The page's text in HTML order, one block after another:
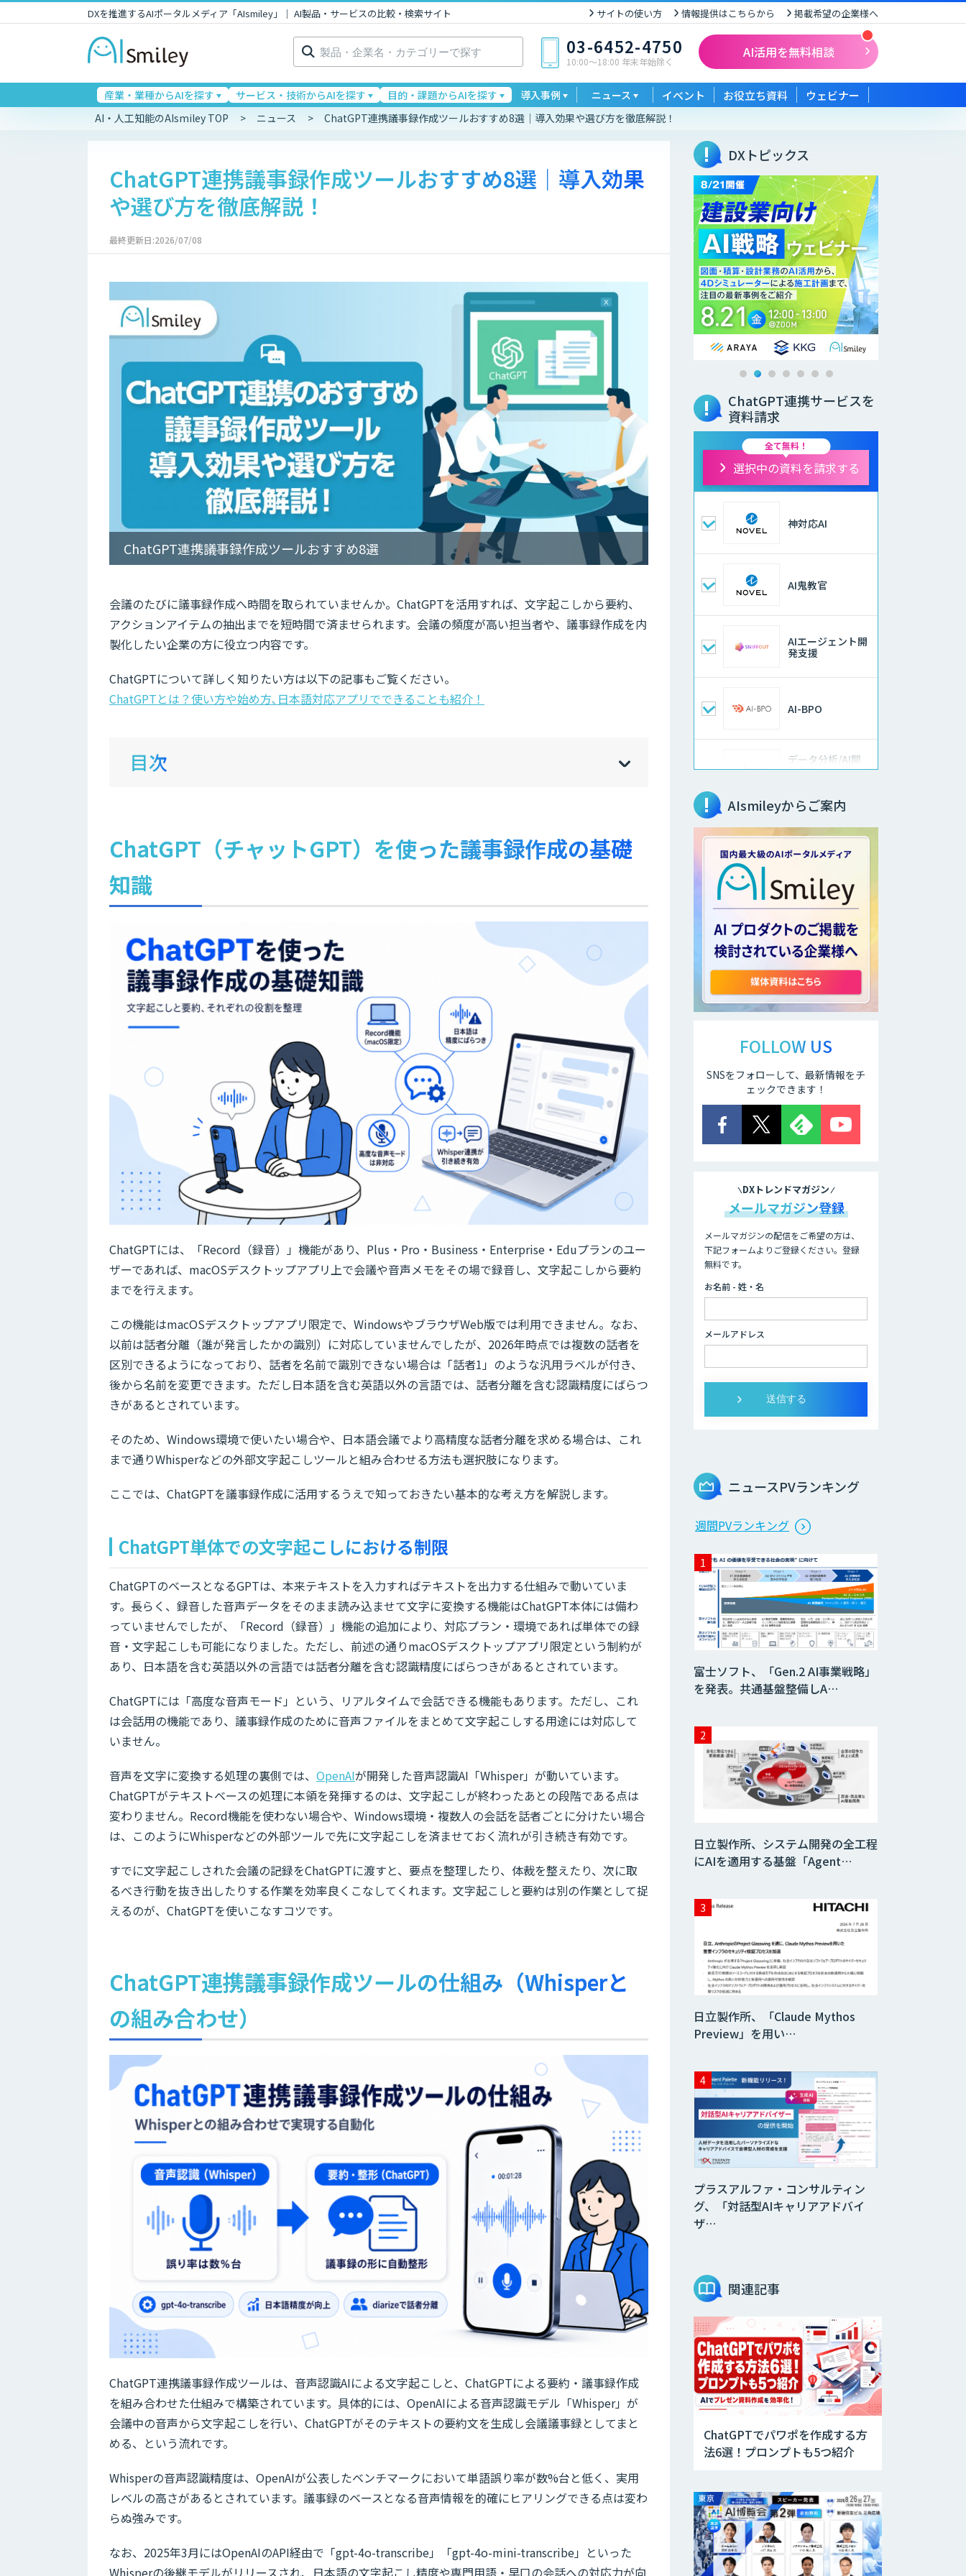
DXを推進するAIポータルメディア「AIsmiley」｜ AI製品・サービスの比較・検索サイト サイトの使い方 情報提供はこちらから 掲載希望の企業様へ
検
索: 03-6452-4750
10:00〜18:00 年末年始除く
AI活用を無料相談
産業・業種からAIを探す サービス・技術からAIを探す 目的・課題からAIを探す 導入事例 ニュース イベント お役立ち資料 ウェビナー
AI・人工知能のAIsmiley TOP ニュース ChatGPT連携議事録作成ツールおすすめ8選｜導入効果や選び方を徹底解説！
ChatGPT連携議事録作成ツールおすすめ8選｜導入効果
や選び方を徹底解説！
最終更新日:2026/07/08
ChatGPT連携議事録作成ツールおすすめ8選
会議のたびに議事録作成へ時間を取られていませんか。ChatGPTを活用すれば、文字起こしから要約、
アクションアイテムの抽出までを短時間で済ませられます。会議の頻度が高い担当者や、議事録作成を内
製化したい企業の方に役立つ内容です。
ChatGPTについて詳しく知りたい方は以下の記事もご覧ください。
ChatGPTとは？使い方や始め方､日本語対応アプリでできることも紹介！
目次 [hi
]
[sh
]
ChatGPT（チャットGPT）を使った議事録作成の基礎
知識
ChatGPTには、「Record（録音）」機能があり、Plus・Pro・Business・Enterprise・Eduプランのユー
ザーであれば、macOSデスクトップアプリ上で会議や音声メモをその場で録音し、文字起こしから要約
までを行えます。
この機能はmacOSデスクトップアプリ限定で、WindowsやブラウザWeb版では利用できません。なお、
以前は話者分離（誰が発言したかの識別）に対応していませんでしたが、2026年時点では複数の話者を
区別できるようになっており、話者を名前で識別できない場合は「話者1」のような汎用ラベルが付き、
後から名前を変更できます。ただし日本語を含む英語以外の言語では、話者分離を含む認識精度にばらつ
きがあるとされています。
そのため、Windows環境で使いたい場合や、日本語会議でより高精度な話者分離を求める場合は、これ
まで通りWhisperなどの外部文字起こしツールと組み合わせる方法も選択肢になります。
ここでは、ChatGPTを議事録作成に活用するうえで知っておきたい基本的な考え方を解説します。
ChatGPT単体での文字起こしにおける制限
ChatGPTのベースとなるGPTは、本来テキストを入力すればテキストを出力する仕組みで動いていま
す。長らく、録音した音声データをそのまま読み込ませて文字に変換する機能はChatGPT本体には備わ
っていませんでしたが、「Record（録音）」機能の追加により、対応プラン・環境であれば単体での録
音・文字起こしも可能になりました。ただし、前述の通りmacOSデスクトップアプリ限定という制約が
あり、日本語を含む英語以外の言語では話者分離を含む認識精度にばらつきがあるとされています。
ChatGPTには「高度な音声モード」という、リアルタイムで会話できる機能もあります。ただし、これ
は会話用の機能であり、議事録作成のために音声ファイルをまとめて文字起こしする用途には対応して
いません。
音声を文字に変換する処理の裏側では、 OpenAIが開発した音声認識AI「Whisper」が動いています。
ChatGPTがテキストベースの処理に本領を発揮するのは、文字起こしが終わったあとの段階である点は
変わりません。Record機能を使わない場合や、Windows環境・複数人の会話を話者ごとに分けたい場合
は、このようにWhisperなどの外部ツールで先に文字起こしを済ませておく流れが引き続き有効です。
すでに文字起こしされた会議の記録をChatGPTに渡すと、要点を整理したり、体裁を整えたり、次に取
るべき行動を抜き出したりする作業を効率良くこなしてくれます。文字起こしと要約は別の作業として捉
えるのが、ChatGPTを使いこなすコツです。
ChatGPT連携議事録作成ツールの仕組み（Whisperと
の組み合わせ）
ChatGPT連携議事録作成ツールは、音声認識AIによる文字起こしと、ChatGPTによる要約・議事録作成
を組み合わせた仕組みで構築されています。具体的には、OpenAIによる音声認識モデル「Whisper」が
会議中の音声から文字起こしを行い、ChatGPTがそのテキストの要約文を生成し会議議事録としてまと
める、という流れです。
Whisperの音声認識精度は、OpenAIが公表したベンチマークにおいて単語誤り率が数%台と低く、実用
レベルの高さがあるとされています。議事録のベースとなる音声情報を的確にヒアリングできる点は変わ
らぬ強みです。
なお、2025年3月にはOpenAIのAPI経由で「gpt-4o-transcribe」「gpt-4o-mini-transcribe」といった
Whisperの後継モデルがリリースされ、日本語の文字起こし精度や専門用語・早口の会話への対応力が向
DXトピックス
ChatGPT連携サービスを
資料請求
全て無料！
選択中の資料を請求する
神対応AI
AI鬼教官
AIエージェント開
発支援
AI-BPO
データ分析/AI開
発/コンサルティン
Docify（ドシファ
イ）
imprai ezKotae
ログミーツ
powered by
GPT-4
JOINT AI Flow
AIR-NEXUS
secondz
Agentsense
Smart Search
法人向けAIエージ
で顧客コミュニケ
「ZEROCK」
＜Dify活用＞AIエ
ージェントDRIVE
BASE」
WARP NEXT
LINE WORKS
AiNote
WAN-RECORD
Wanderlust RAG
コンシェルジュ
Dify導入支援
Dify開発支援
貴社専用ナレッジ
AI構築
SELFBOT AIエ
ージェント
HEROZ ASK
異常検知AI
需要予測＋業務最
適化AIシステム
imprai ezCheck
miibo
AI活用e-Learning
CAIWA Service
Viii（カイワサー
ビスヴィー）
AIsmileyからご案内
FOLLOW US
SNSをフォローして、最新情報をチ
ェックできます！
DXトレンドマガジン
メールマガジン登録
メールマガジンの配信をご希望の方は、
下記フォームよりご登録ください。登録
無料です。
お名前 - 姓・名
メールアドレス
ニュースPVランキング
週間PVランキング
富士ソフト、「Gen.2 AI事業戦略」
を発表。共通基盤整備しA…
日立製作所、システム開発の全工程
にAIを適用する基盤「Agent…
日立製作所、「Claude Mythos
Preview」を用い…
プラスアルファ・コンサルティン
グ、「対話型AIキャリアアドバイ
ザ…
関連記事
ChatGPTでパワポを作成する方
法6選！プロンプトも5つ紹介